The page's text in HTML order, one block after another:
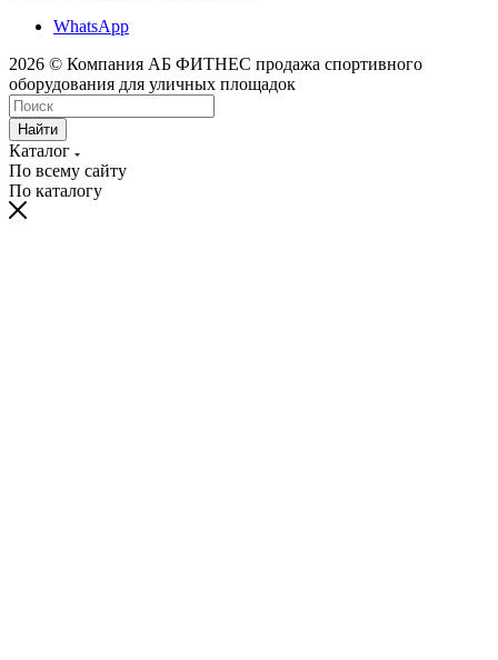
WhatsApp
2026 © Компания АБ ФИТНЕС продажа спортивного
оборудования для уличных площадок
Найти
Каталог
По всему сайту
По каталогу